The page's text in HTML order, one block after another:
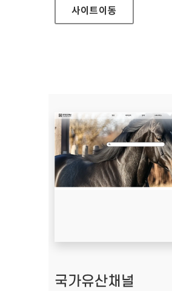
사이트이동
국가유산채널